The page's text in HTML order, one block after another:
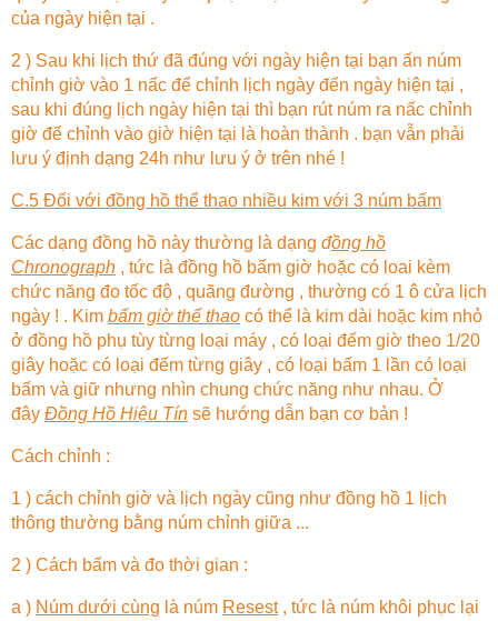
của ngày hiện tại .
2 ) Sau khi lịch thứ đã đúng với ngày hiện tại bạn ấn núm
chỉnh giờ vào 1 nấc để chỉnh lịch ngày đến ngày hiện tại ,
sau khi đúng lịch ngày hiện tại thì bạn rút núm ra nấc chỉnh
giờ để chỉnh vào giờ hiện tại là hoàn thành . bạn vẫn phải
lưu ý định dạng 24h như lưu ý ở trên nhé !
C.5 Đối với đồng hồ thể thao nhiều kim với 3 núm bấm
Các dạng đồng hồ này thường là dạng đồng hồ
Chronograph , tức là đồng hồ bấm giờ hoặc có loai kèm
chức năng đo tốc độ , quãng đường , thường có 1 ô cửa lịch
ngày ! . Kim bấm giờ thể thao có thể là kim dài hoặc kim nhỏ
ở đồng hồ phụ tùy từng loại máy , có loại đếm giờ theo 1/20
giây hoặc có loại đếm từng giây , có loại bấm 1 lần có loại
bấm và giữ nhưng nhìn chung chức năng như nhau. Ở
đây Đồng Hồ Hiệu Tín sẽ hướng dẫn bạn cơ bản !
Cách chỉnh :
1 ) cách chỉnh giờ và lịch ngày cũng như đồng hồ 1 lịch
thông thường bằng núm chỉnh giữa ...
2 ) Cách bấm và đo thời gian :
a ) Núm dưới cùng là núm Resest, tức là núm khôi phục lại